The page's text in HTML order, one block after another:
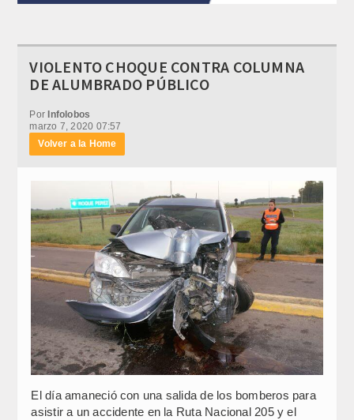
VIOLENTO CHOQUE CONTRA COLUMNA
DE ALUMBRADO PÚBLICO
PorInfolobos
marzo 7, 2020 07:57
Volver a la Home
El día amaneció con una salida de los bomberos para
asistir a un accidente en la Ruta Nacional 205 y el